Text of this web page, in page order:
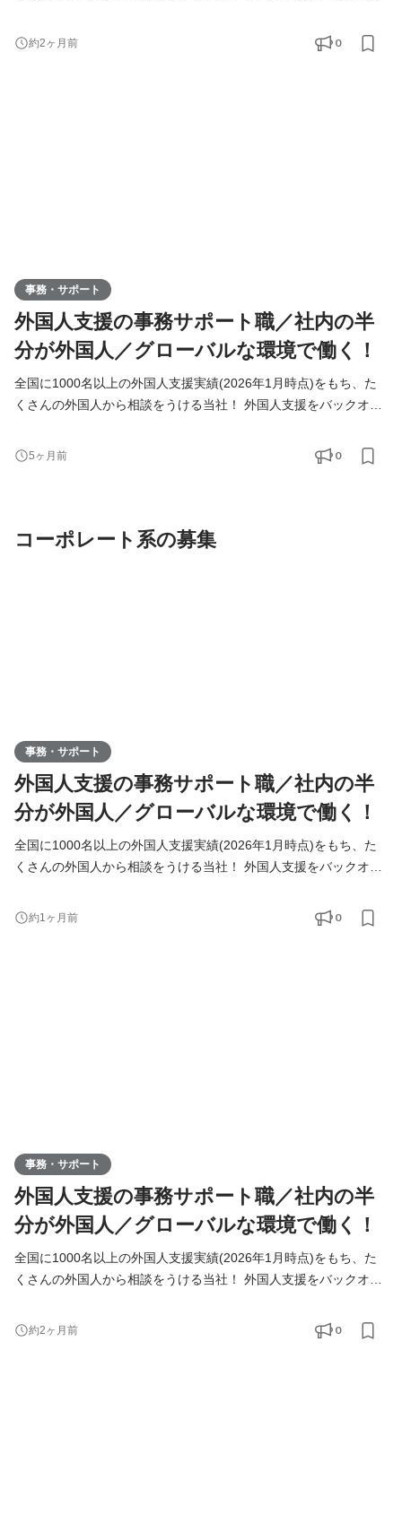
＜具体的には？＞ ・海外から来日するまでの手続き ・外国人支援
のデータベース管理 ・入国管理局に進捗確認 ・来社対応、電話対
約2ヶ月前 0
事務・サポート
外国人支援の事務サポート職／社内の半
分が外国人／グローバルな環境で働く！
全国に1000名以上の外国人支援実績(2026年1月時点)をもち、た
くさんの外国人から相談をうける当社！ 外国人支援をバックオフ
＜具体的には？＞ ・海外から来日するまでの手続き ・外国人支援
のデータベース管理 ・入国管理局に進捗確認 ・来社対応、電話対
5ヶ月前 0
コーポレート系の募集
事務・サポート
外国人支援の事務サポート職／社内の半
分が外国人／グローバルな環境で働く！
全国に1000名以上の外国人支援実績(2026年1月時点)をもち、た
くさんの外国人から相談をうける当社！ 外国人支援をバックオフ
＜具体的には？＞ ・海外から来日するまでの手続き ・外国人支援
のデータベース管理 ・入国管理局に進捗確認 ・来社対応、電話対
約1ヶ月前 0
事務・サポート
外国人支援の事務サポート職／社内の半
分が外国人／グローバルな環境で働く！
全国に1000名以上の外国人支援実績(2026年1月時点)をもち、た
くさんの外国人から相談をうける当社！ 外国人支援をバックオフ
＜具体的には？＞ ・海外から来日するまでの手続き ・外国人支援
のデータベース管理 ・入国管理局に進捗確認 ・来社対応、電話対
約2ヶ月前 0